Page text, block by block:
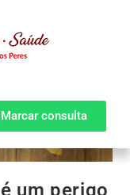
Marcar consulta